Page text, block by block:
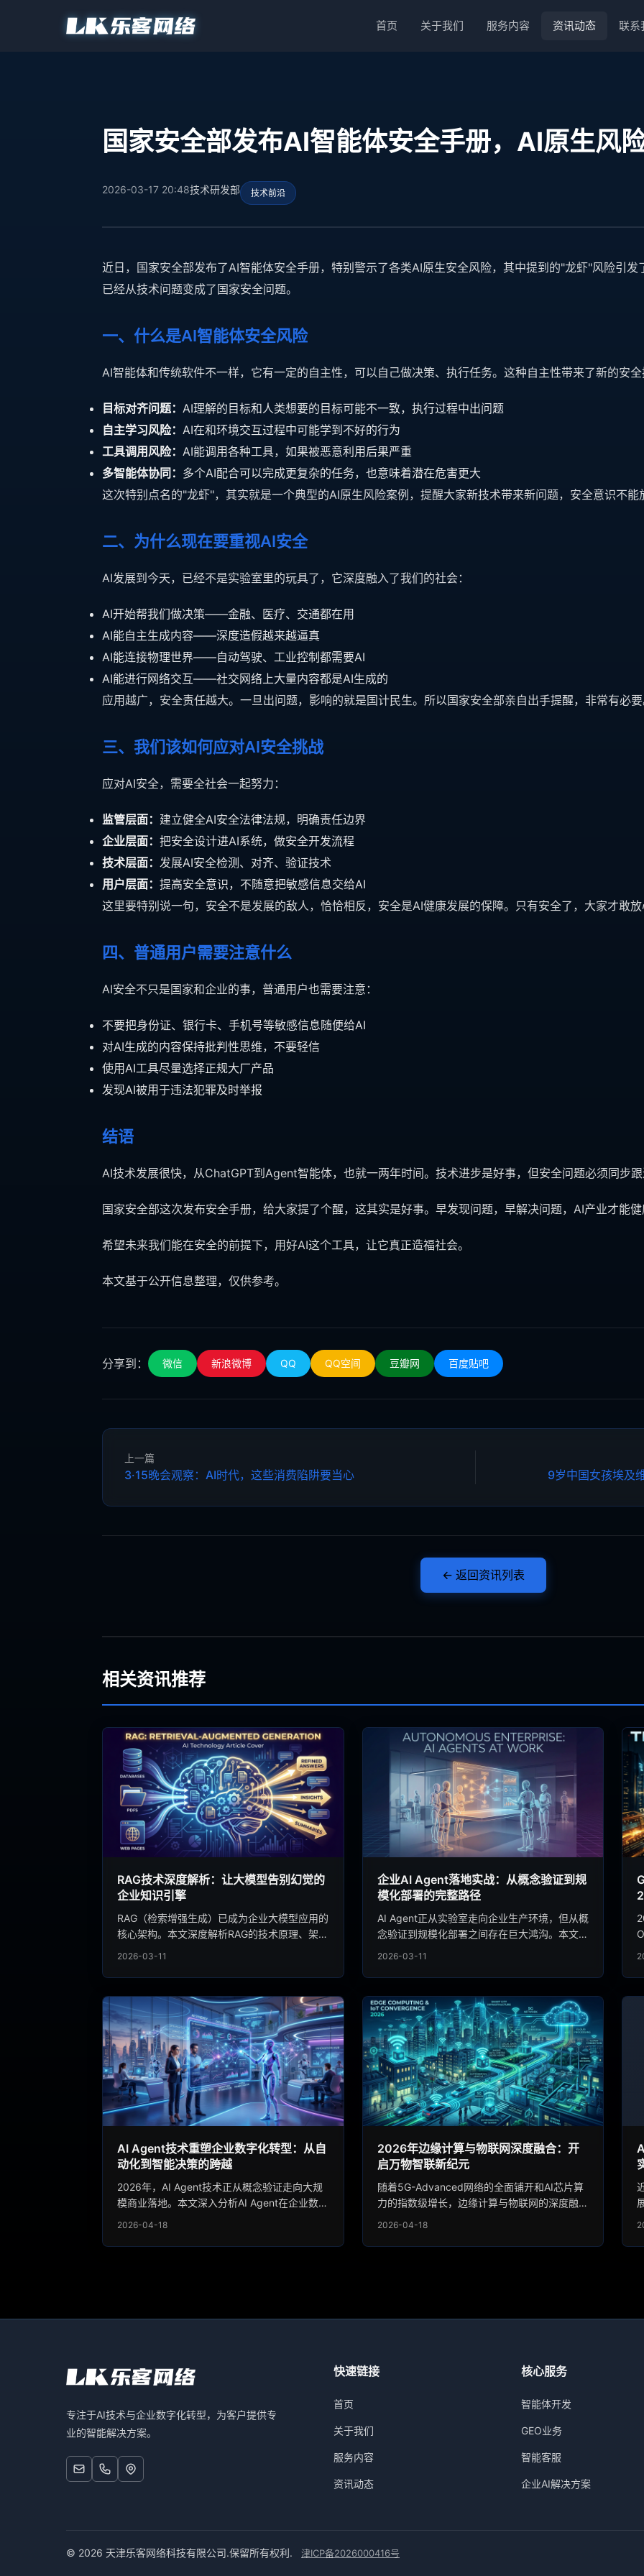
首页 关于我们 服务内容 资讯动态 联系
国家安全部发布AI智能体安全手册，AI原生风
2026-03-17 20:48技术研发部 技术前沿
近日，国家安全部发布了AI智能体安全手册，特别警示了各类AI原生安全风险，其中提到的"龙虾"风险引
已经从技术问题变成了国家安全问题。
一、什么是AI智能体安全风险
AI智能体和传统软件不一样，它有一定的自主性，可以自己做决策、执行任务。这种自主性带来了新的安全
目标对齐问题： AI理解的目标和人类想要的目标可能不一致，执行过程中出问题
自主学习风险： AI在和环境交互过程中可能学到不好的行为
工具调用风险： AI能调用各种工具，如果被恶意利用后果严重
多智能体协同： 多个AI配合可以完成更复杂的任务，也意味着潜在危害更大
这次特别点名的"龙虾"，其实就是一个典型的AI原生风险案例，提醒大家新技术带来新问题，安全意识不能
二、为什么现在要重视AI安全
AI发展到今天，已经不是实验室里的玩具了，它深度融入了我们的社会：
AI开始帮我们做决策——金融、医疗、交通都在用
AI能自主生成内容——深度造假越来越逼真
AI能连接物理世界——自动驾驶、工业控制都需要AI
AI能进行网络交互——社交网络上大量内容都是AI生成的
应用越广，安全责任越大。一旦出问题，影响的就是国计民生。所以国家安全部亲自出手提醒，非常有必要
三、我们该如何应对AI安全挑战
应对AI安全，需要全社会一起努力：
监管层面： 建立健全AI安全法律法规，明确责任边界
企业层面： 把安全设计进AI系统，做安全开发流程
技术层面： 发展AI安全检测、对齐、验证技术
用户层面： 提高安全意识，不随意把敏感信息交给AI
这里要特别说一句，安全不是发展的敌人，恰恰相反，安全是AI健康发展的保障。只有安全了，大家才敢放
四、普通用户需要注意什么
AI安全不只是国家和企业的事，普通用户也需要注意：
不要把身份证、银行卡、手机号等敏感信息随便给AI
对AI生成的内容保持批判性思维，不要轻信
使用AI工具尽量选择正规大厂产品
发现AI被用于违法犯罪及时举报
结语
AI技术发展很快，从ChatGPT到Agent智能体，也就一两年时间。技术进步是好事，但安全问题必须同步跟
国家安全部这次发布安全手册，给大家提了个醒，这其实是好事。早发现问题，早解决问题，AI产业才能健
希望未来我们能在安全的前提下，用好AI这个工具，让它真正造福社会。
本文基于公开信息整理，仅供参考。
分享到： 微信 新浪微博 QQ QQ空间 豆瓣网 百度贴吧
上一篇
3·15晚会观察：AI时代，这些消费陷阱要当心 9岁中国女孩埃及
← 返回资讯列表
相关资讯推荐
RAG技术深度解析：让大模型告别幻觉的
企业知识引擎
RAG（检索增强生成）已成为企业大模型应用的
核心架构。本文深度解析RAG的技术原理、架构
正成为可信赖的生产力工具。
2026-03-11
企业AI Agent落地实战：从概念验证到规
模化部署的完整路径
AI Agent正从实验室走向企业生产环境，但从概
念验证到规模化部署之间存在巨大鸿沟。本文基
提供可操作的实战指南。
2026-03-11
AI Agent技术重塑企业数字化转型：从自
动化到智能决策的跨越
2026年，AI Agent技术正从概念验证走向大规
模商业落地。本文深入分析AI Agent在企业数字
从流程自动化到智能决策的全面升级，并展望这
2026-04-18
2026年边缘计算与物联网深度融合：开
启万物智联新纪元
随着5G-Advanced网络的全面铺开和AI芯片算
力的指数级增长，边缘计算与物联网的深度融合
生态格局，揭示这一技术融合趋势如何重塑智慧
2026-04-18
专注于AI技术与企业数字化转型，为客户提供专
业的智能解决方案。
快速链接
首页
关于我们
服务内容
资讯动态
核心服务
智能体开发
GEO业务
智能客服
企业AI解决方案
© 2026 天津乐客网络科技有限公司.保留所有权利. 津ICP备2026000416号